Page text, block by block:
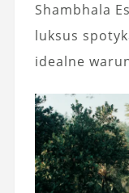
Shambhala
luksus
idealne